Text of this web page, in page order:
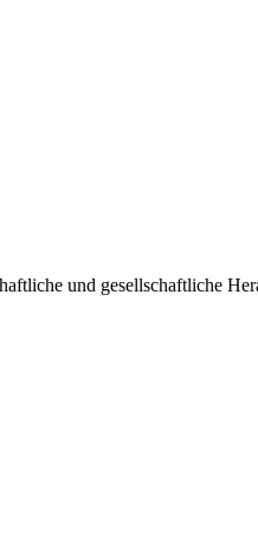
und gesellschaftliche